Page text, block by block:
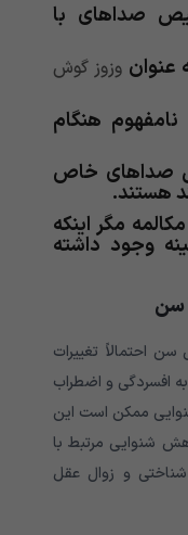
صداهای با
وزوز گوش
هنگام
صداهای خاص
هستند.
مگر اینکه
وجود داشته
سن
سن احتمالاً تغییرات
افسردگی و اضطراب
ممکن است این
شنوایی مرتبط با
و زوال عقل